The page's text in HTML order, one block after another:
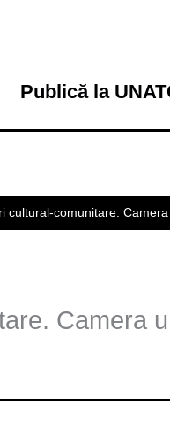
Publică la
cultural-comunitare.
Camera